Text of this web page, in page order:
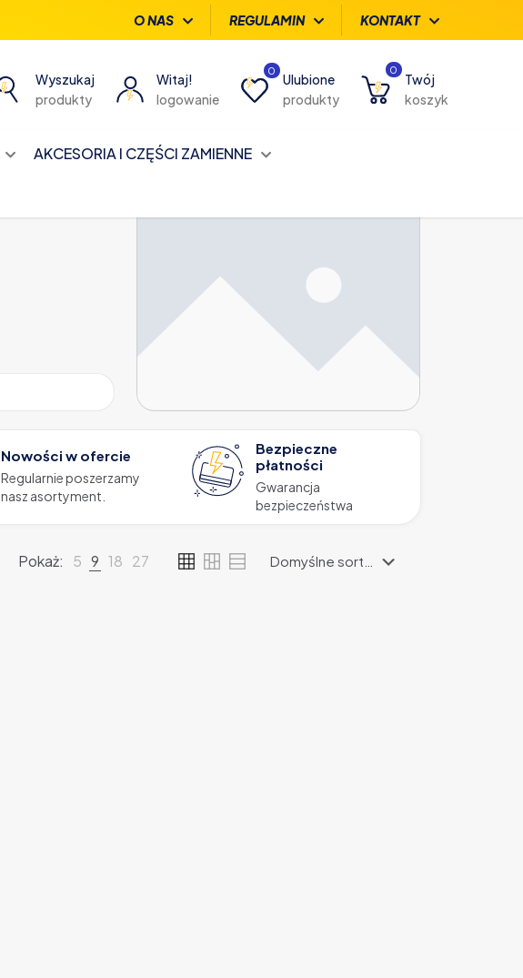
O NAS REGULAMIN KONTAKT
Wyszukaj
produkty
Witaj!
logowanie
0
Ulubione
produkty
0
Twój
koszyk
AKCESORIA I CZĘŚCI ZAMIENNE
Nowości w ofercie
Regularnie poszerzamy
nasz asortyment.
Bezpieczne
płatności
Gwarancja
bezpieczeństwa
Pokaż: 5 9 18 27